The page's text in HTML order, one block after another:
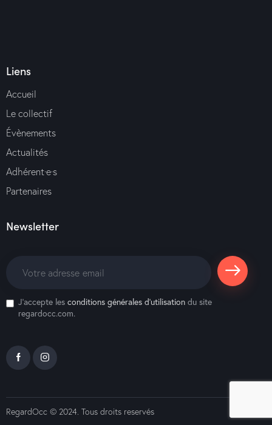
Liens
Accueil
Le collectif
Évènements
Actualités
Adhérent·e·s
Partenaires
Newsletter
S'abonne
J'accepte les conditions générales d’utilisation du site
regardocc.com.
RegardOcc © 2024. Tous droits reservés